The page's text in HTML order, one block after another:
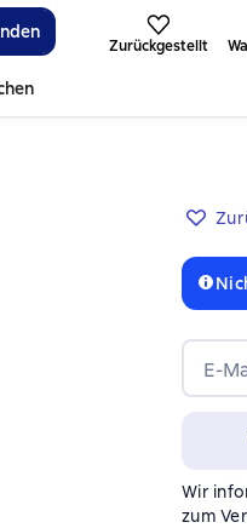
Zurückgestellt
E-
Wir
zum